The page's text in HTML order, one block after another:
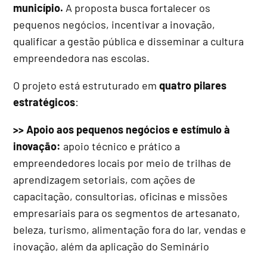
município. A proposta busca fortalecer os
pequenos negócios, incentivar a inovação,
qualificar a gestão pública e disseminar a cultura
empreendedora nas escolas.
O projeto está estruturado emquatro pilares
estratégicos:
>> Apoio aos pequenos negócios e estímulo à
inovação: apoio técnico e prático a
empreendedores locais por meio de trilhas de
aprendizagem setoriais, com ações de
capacitação, consultorias, oficinas e missões
empresariais para os segmentos de artesanato,
beleza, turismo, alimentação fora do lar, vendas e
inovação, além da aplicação do Seminário